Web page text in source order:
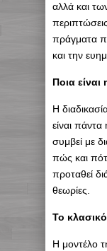
αλλά και
πράγματα
και την
Ποια
Η
είναι
συμβεί με
πώς και
προταθεί
θεωρίες.
Το
Η μοντέλο